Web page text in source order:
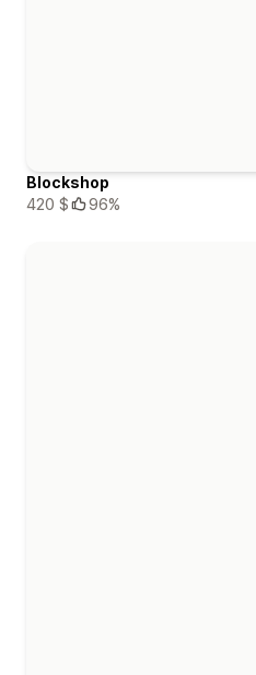
Blockshop
420 $
96%